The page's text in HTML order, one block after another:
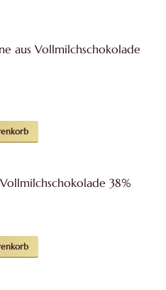
können
aus Vollmilchschokolade
38%